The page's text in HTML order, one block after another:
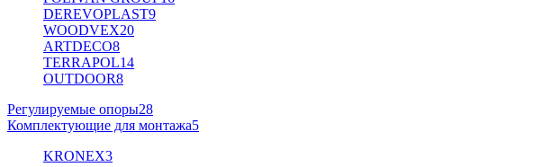
DEREVOPLAST9
WOODVEX20
ARTDECO8
TERRAPOL14
OUTDOOR8
Регулируемые опоры28
Комплектующие для монтажа5
KRONEX3